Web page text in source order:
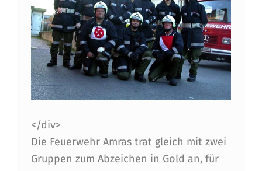
L
B
E
R
U
N
D
B
</div>
Die Feuerwehr Amras trat gleich mit zwei
Gruppen zum Abzeichen in Gold an, für